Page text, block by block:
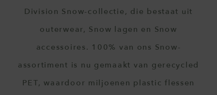
Division Snow-collectie, die bestaat uit
outerwear, Snow lagen en Snow
accessoires. 100% van ons Snow-
assortiment is nu gemaakt van gerecycled
PET, waardoor miljoenen plastic flessen